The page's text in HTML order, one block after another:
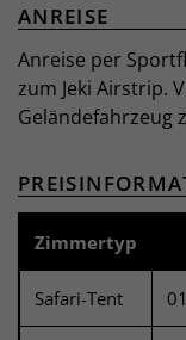
ANREISE
Anreise per
zum Jeki Airstrip.
Geländefahrzeug
Zimmertyp
Safari-Tent